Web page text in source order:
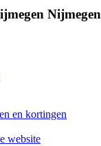
Nijmegen
en kortingen
website